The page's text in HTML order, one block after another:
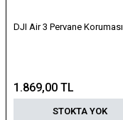
DJI Air 3 Pervane Koruması
1.869,00 TL
STOKTA YOK